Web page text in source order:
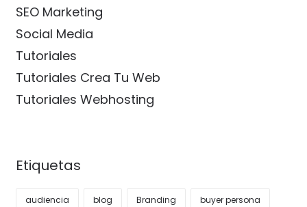
SEO Marketing
Social Media
Tutoriales
Tutoriales Crea Tu Web
Tutoriales Webhosting
Etiquetas
audiencia blog Branding buyer persona